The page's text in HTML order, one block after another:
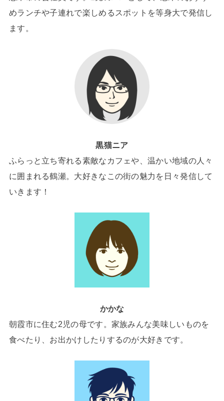
めランチや子連れで楽しめるスポットを等身大で発信し
ます。
黒猫ニア
ふらっと立ち寄れる素敵なカフェや、温かい地域の人々
に囲まれる鶴瀬。大好きなこの街の魅力を日々発信して
いきます！
かかな
朝霞市に住む2児の母です。家族みんな美味しいものを
食べたり、お出かけしたりするのが大好きです。